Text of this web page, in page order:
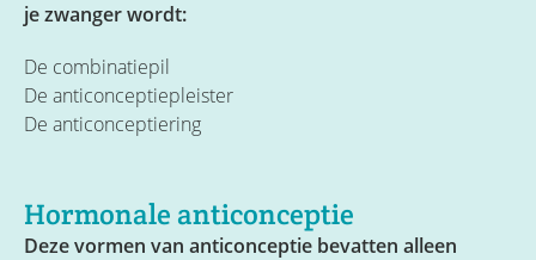
je zwanger wordt:
De combinatiepil
De anticonceptiepleister
De anticonceptiering
Hormonale anticonceptie
Deze vormen van anticonceptie bevatten alleen